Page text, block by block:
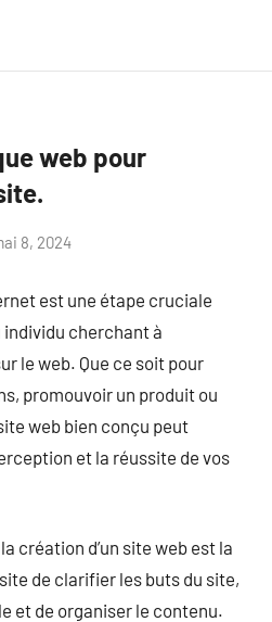
web pour
8, 2024
est une étape cruciale
cherchant à
le web. Que ce soit pour
promouvoir un produit ou
web bien conçu peut
et la réussite de vos
création d’un site web est la
de clarifier les buts du site,
et de organiser le contenu.